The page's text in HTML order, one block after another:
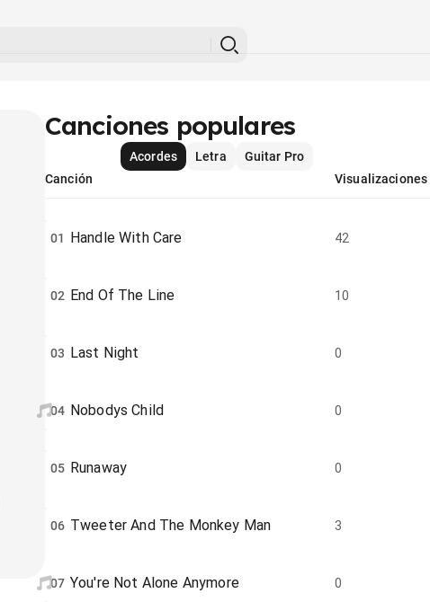
Canciones populares
Acordes Letra
Guitar Pro
Canción
Visualizaciones
01 Handle With Care 42
02 End Of The Line 10
03 Last Night 0
04 Nobodys Child 0
05 Runaway 0
06 Tweeter And The Monkey Man 3
07 You're Not Alone Anymore 0